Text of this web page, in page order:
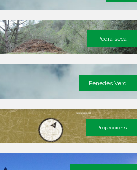
Pedra seca
Penedès Verd
Projeccions